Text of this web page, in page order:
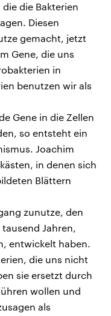
die Bakterien
Diesen
gemacht, jetzt
Gene, die uns
in
benutzen wir als
Gene in die Zellen
so entsteht ein
Joachim
in denen sich
Blättern
zunutze, den
Jahren,
entwickelt haben.
die uns nicht
sie ersetzt durch
wollen und
als